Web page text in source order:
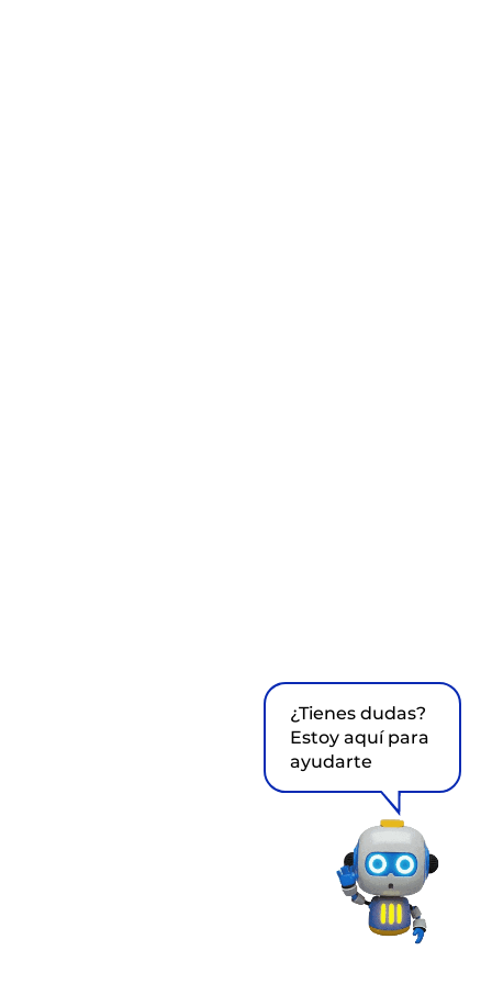
¿Tienes dudas?
Estoy aquí para
ayudarte